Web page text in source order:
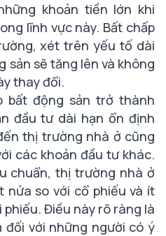
khoản tiền lớn khi
lĩnh vực này. Bất chấp
xét trên yếu tố dài
sản sẽ tăng lên và không
thay đổi.
bất động sản trở thành
đầu tư dài hạn ổn định
thị trường nhà ở cũng
các khoản đầu tư khác.
chuẩn, thị trường nhà ở
nửa so với cổ phiếu và ít
Điều này rõ ràng là
với những người có ý